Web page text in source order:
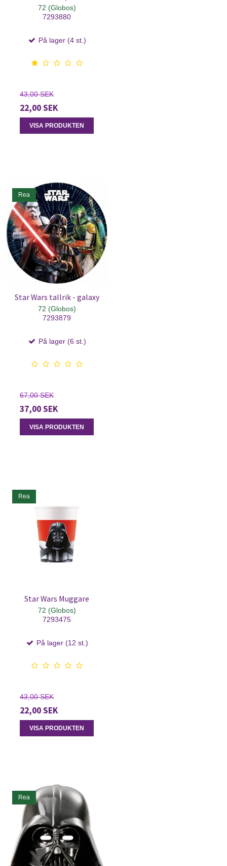
72 (Globos)
7293880
På lager (4 st.)
43,00 SEK
22,00 SEK
VISA PRODUKTEN
Rea
Star Wars tallrik - galaxy
72 (Globos)
7293879
På lager (6 st.)
67,00 SEK
37,00 SEK
VISA PRODUKTEN
Rea
Star Wars Muggare
72 (Globos)
7293475
På lager (12 st.)
43,00 SEK
22,00 SEK
VISA PRODUKTEN
Rea